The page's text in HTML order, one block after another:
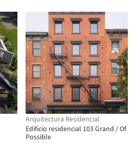
Arquitectura Residencial
Edificio residencial 103 Grand / Of
Possible